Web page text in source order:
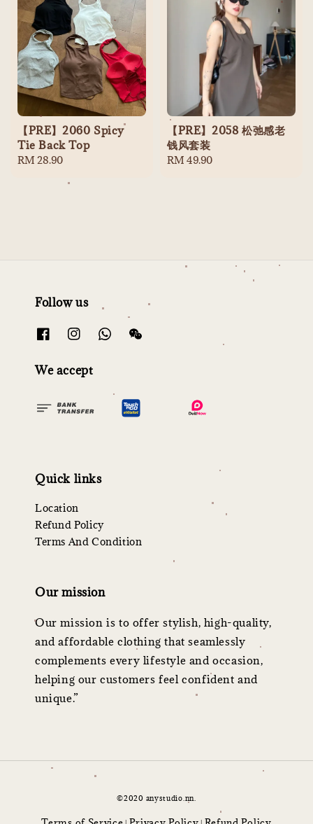
【PRE】2060 Spicy
Tie Back Top
Regular
RM 28.90
【PRE】2058 松弛感老
钱风套装
Regular
RM 49.90
Follow us
We accept
Quick links
Location
Refund Policy
Terms And Condition
Our mission
Our mission is to offer stylish, high-quality,
and affordable clothing that seamlessly
complements every lifestyle and occasion,
helping our customers feel confident and
unique.”
©2020 anystudio.nn.